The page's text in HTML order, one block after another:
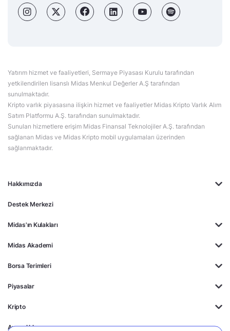
Hakkımızda
Destek Merkezi
Midas'ın Kulakları
Midas Akademi
Borsa Terimleri
Piyasalar
Kripto
Ayrıcalıklar
Yatırım hizmet ve faaliyetleri, Sermaye Piyasası Kurulu tarafından
yetkilendirilen lisanslı Midas Menkul Değerler A.Ş tarafından
sunulmaktadır.
Kripto varlık piyasasına ilişkin hizmet ve faaliyetler Midas Kripto Varlık Alım
Satım Platformu A.Ş. tarafından sunulmaktadır.
Sunulan hizmetlere erişim Midas Finansal Teknolojiler A.Ş. tarafından
sağlanan Midas ve Midas Kripto mobil uygulamaları üzerinden
sağlanmaktadır.